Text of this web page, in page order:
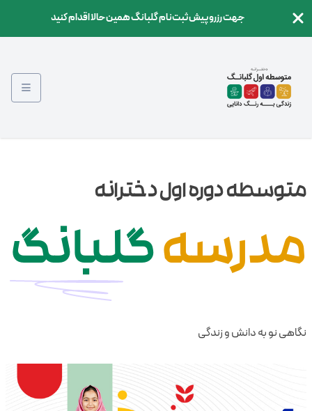
جهت رزرو پیش ثبت‌نام گلبانگ همین حالا اقدام کنید
متوسطه دوره اول دخترانه
مدرسهگلبانگ
نگاهی نو به دانش و زندگی